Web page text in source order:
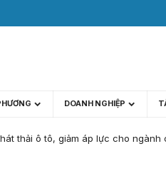
DOANH NGHIỆP
thải ô tô, giảm áp lực cho ngành